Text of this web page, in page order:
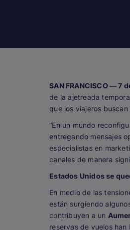
SAN FRANCISCO — 7
de la ajetreada
que los viajeros
“En un mundo
entregando mensajes
especialistas en
canales de manera
Estados Unidos se
En medio de las
están surgiendo
contribuyen a un
reservas de vuelos